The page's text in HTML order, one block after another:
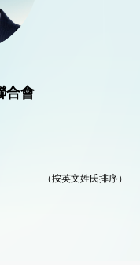
合會
（按英文姓氏排序）